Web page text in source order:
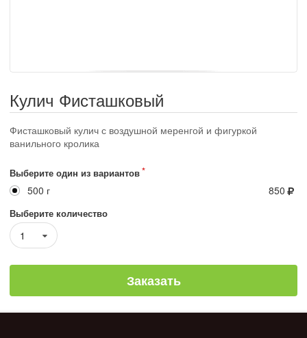
Кулич Фисташковый
Фисташковый кулич с воздушной меренгой и фигуркой
ванильного кролика
Выберите один из вариантов
500 г 850
Выберите количество
1
Заказать